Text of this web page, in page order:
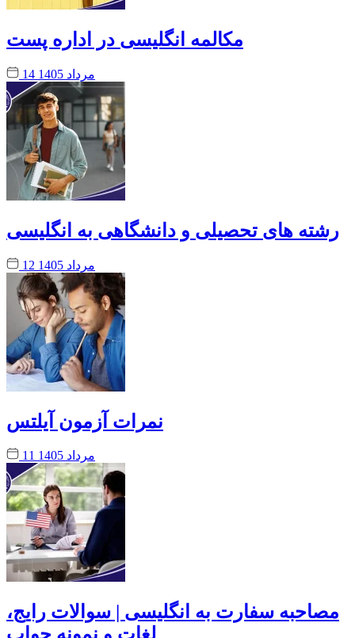
مکالمه انگلیسی در اداره پست
14 مرداد 1405
رشته های تحصیلی و دانشگاهی به انگلیسی
12 مرداد 1405
نمرات آزمون آیلتس
11 مرداد 1405
مصاحبه سفارت به انگلیسی | سوالات رایج،